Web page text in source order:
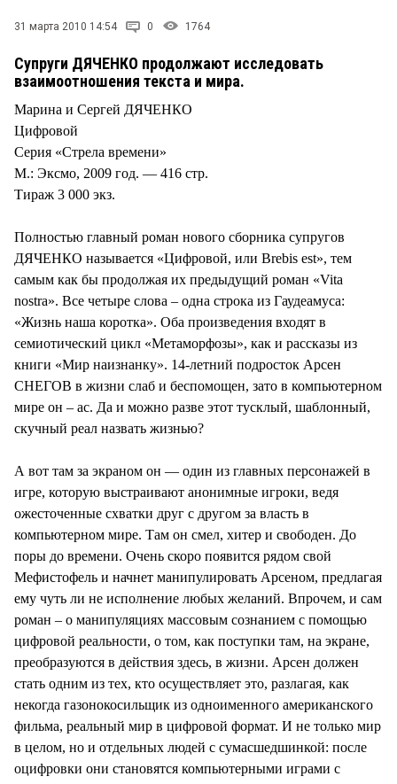
СТИЛЬ ЖИЗНИ
31 марта 2010 14:54 0 1764
Супруги ДЯЧЕНКО продолжают исследовать
взаимоотношения текста и мира.
Марина и Сергей ДЯЧЕНКО
Цифровой
Серия «Стрела времени»
М.: Эксмо, 2009 год. — 416 стр.
Тираж 3 000 экз.
Полностью главный роман нового сборника супругов
ДЯЧЕНКО называется «Цифровой, или Brebis est», тем
самым как бы продолжая их предыдущий роман «Vita
nostra». Все четыре слова – одна строка из Гаудеамуса:
«Жизнь наша коротка». Оба произведения входят в
семиотический цикл «Метаморфозы», как и рассказы из
книги «Мир наизнанку». 14-летний подросток Арсен
СНЕГОВ в жизни слаб и беспомощен, зато в компьютерном
мире он – ас. Да и можно разве этот тусклый, шаблонный,
скучный реал назвать жизнью?
А вот там за экраном он — один из главных персонажей в
игре, которую выстраивают анонимные игроки, ведя
ожесточенные схватки друг с другом за власть в
компьютерном мире. Там он смел, хитер и свободен. До
поры до времени. Очень скоро появится рядом свой
Мефистофель и начнет манипулировать Арсеном, предлагая
ему чуть ли не исполнение любых желаний. Впрочем, и сам
роман – о манипуляциях массовым сознанием с помощью
цифровой реальности, о том, как поступки там, на экране,
преобразуются в действия здесь, в жизни. Арсен должен
стать одним из тех, кто осуществляет это, разлагая, как
некогда газонокосильщик из одноименного американского
фильма, реальный мир в цифровой формат. И не только мир
в целом, но и отдельных людей с сумасшедшинкой: после
оцифровки они становятся компьютерными играми с